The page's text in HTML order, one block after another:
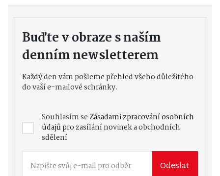
Buďte v obraze s naším
denním newsletterem
Každý den vám pošleme přehled všeho důležitého
do vaší e-mailové schránky.
Souhlasím seZásadami zpracování osobních
údajůpro zasílání novinek a obchodních
sdělení
Odeslat